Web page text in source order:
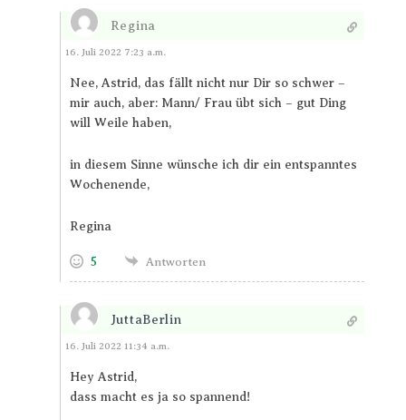
Regina
Antworten
16. Juli 2022 7:23 a.m.
Nee, Astrid, das fällt nicht nur Dir so schwer –
mir auch, aber: Mann/ Frau übt sich – gut Ding
will Weile haben,
in diesem Sinne wünsche ich dir ein entspanntes
Wochenende,
Regina
5 Antworten
JuttaBerlin
Antworten
16. Juli 2022 11:34 a.m.
Hey Astrid,
dass macht es ja so spannend!